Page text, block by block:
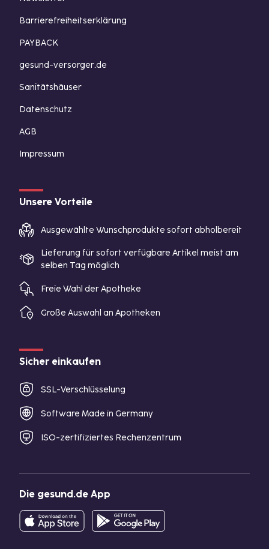
Barrierefreiheitserklärung
PAYBACK
gesund-versorger.de
Sanitätshäuser
Datenschutz
AGB
Impressum
Unsere Vorteile
Ausgewählte Wunschprodukte sofort abholbereit
Lieferung für sofort verfügbare Artikel meist am
selben Tag möglich
Freie Wahl der Apotheke
Große Auswahl an Apotheken
Sicher einkaufen
SSL-Verschlüsselung
Software Made in Germany
ISO-zertifiziertes Rechenzentrum
Die gesund.de App